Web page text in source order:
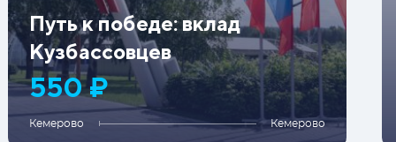
Путь к победе: вклад
Кузбассовцев
550 ₽
Кемерово Кемерово